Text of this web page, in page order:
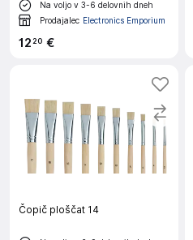
Na voljo v 3-6 delovnih dneh
Prodajalec Electronics Emporium
12 20 €
Čopič ploščat 14